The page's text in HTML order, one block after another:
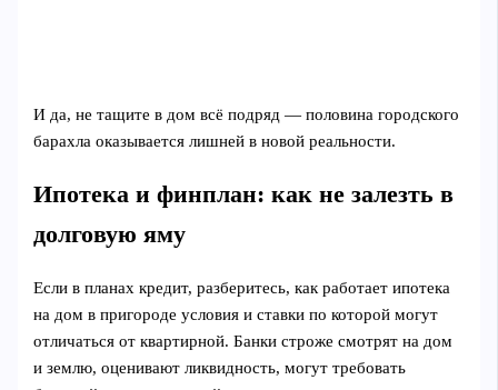
И да, не тащите в дом всё подряд — половина городского
барахла оказывается лишней в новой реальности.
Ипотека и финплан: как не залезть в
долговую яму
Если в планах кредит, разберитесь, как работает ипотека
на дом в пригороде условия и ставки по которой могут
отличаться от квартирной. Банки строже смотрят на дом
и землю, оценивают ликвидность, могут требовать